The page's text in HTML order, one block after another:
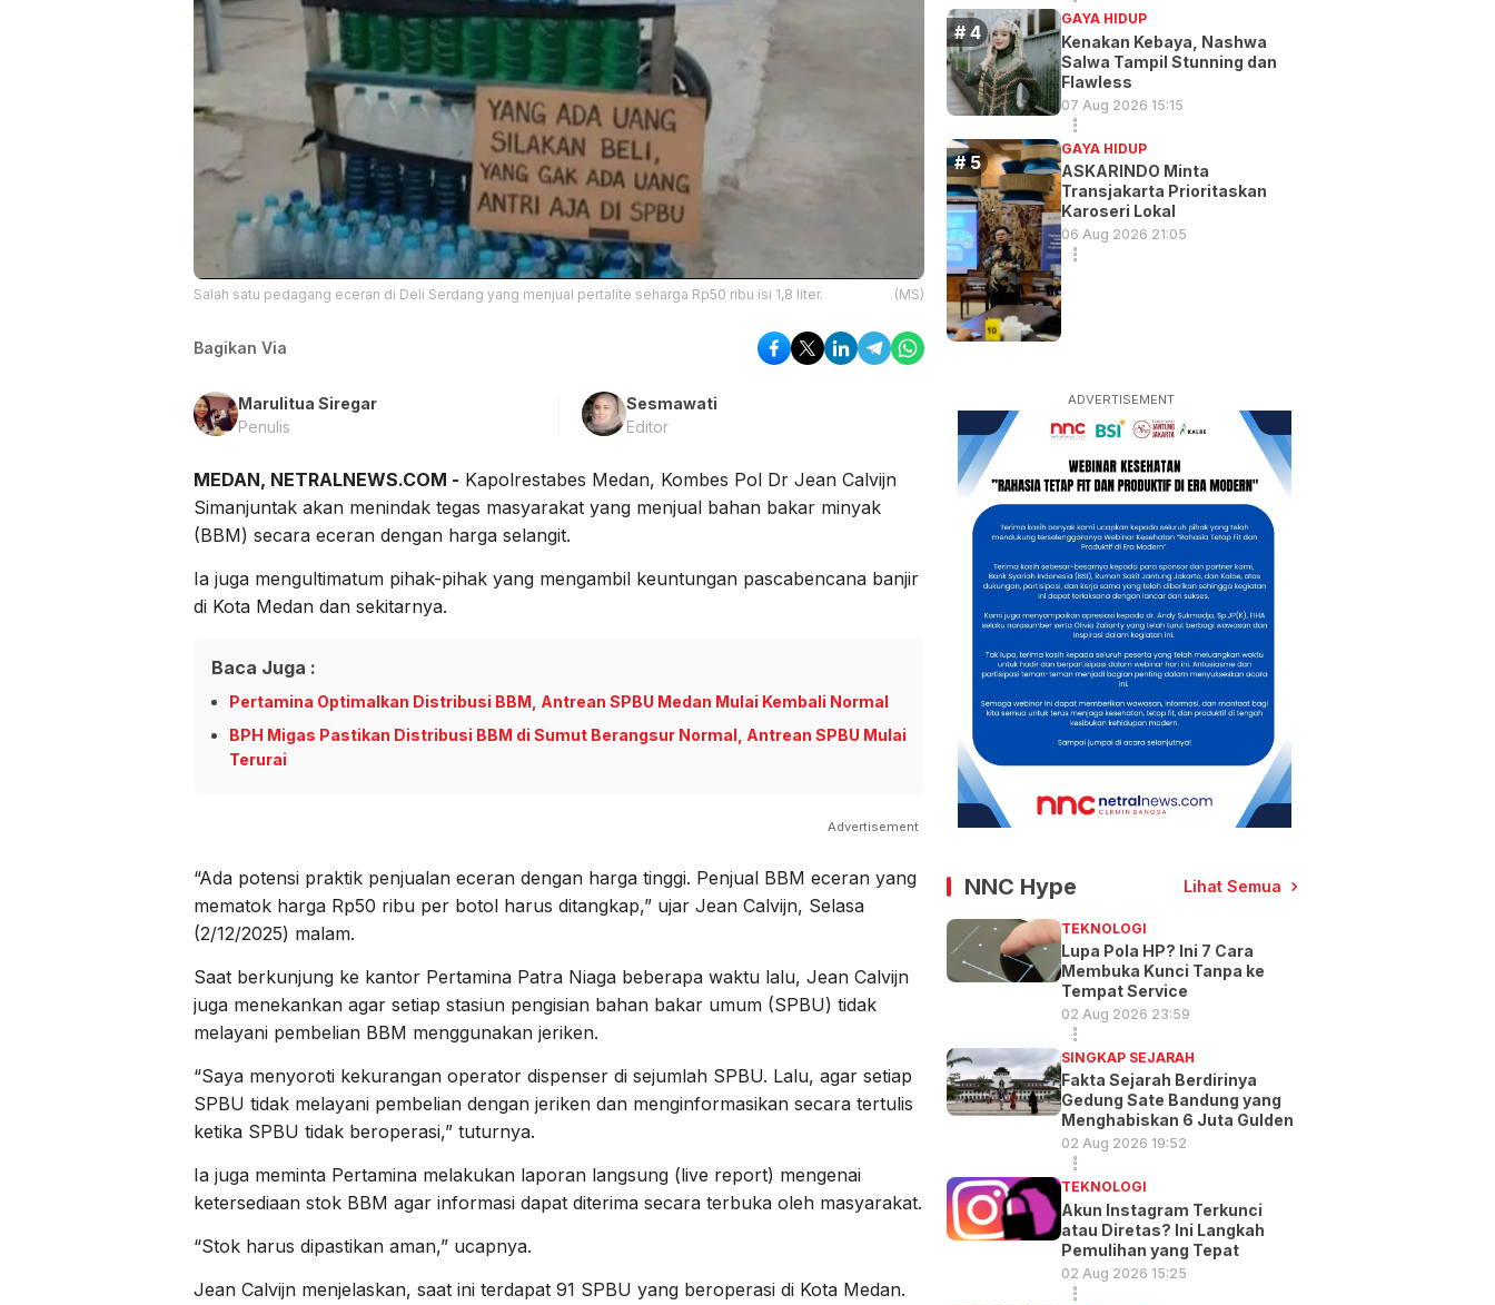
Salah satu pedagang eceran di Deli Serdang yang menjual pertalite seharga Rp50 ribu isi 1,8 liter. (MS)
Bagikan Via
Marulitua Siregar
Penulis
Sesmawati
Editor
MEDAN, NETRALNEWS.COM - Kapolrestabes Medan, Kombes Pol Dr Jean Calvijn
Simanjuntak akan menindak tegas masyarakat yang menjual bahan bakar minyak
(BBM) secara eceran dengan harga selangit.
Ia juga mengultimatum pihak-pihak yang mengambil keuntungan pascabencana banjir
di Kota Medan dan sekitarnya.
Baca Juga :
Pertamina Optimalkan Distribusi BBM, Antrean SPBU Medan Mulai Kembali Normal
BPH Migas Pastikan Distribusi BBM di Sumut Berangsur Normal, Antrean SPBU Mulai
Terurai
Advertisement
“Ada potensi praktik penjualan eceran dengan harga tinggi. Penjual BBM eceran yang
mematok harga Rp50 ribu per botol harus ditangkap,” ujar Jean Calvijn, Selasa
(2/12/2025) malam.
Saat berkunjung ke kantor Pertamina Patra Niaga beberapa waktu lalu, Jean Calvijn
juga menekankan agar setiap stasiun pengisian bahan bakar umum (SPBU) tidak
melayani pembelian BBM menggunakan jeriken.
“Saya menyoroti kekurangan operator dispenser di sejumlah SPBU. Lalu, agar setiap
SPBU tidak melayani pembelian dengan jeriken dan menginformasikan secara tertulis
ketika SPBU tidak beroperasi,” tuturnya.
Ia juga meminta Pertamina melakukan laporan langsung (live report) mengenai
ketersediaan stok BBM agar informasi dapat diterima secara terbuka oleh masyarakat.
“Stok harus dipastikan aman,” ucapnya.
Jean Calvijn menjelaskan, saat ini terdapat 91 SPBU yang beroperasi di Kota Medan.
GAYA HIDUP
Kenakan Kebaya, Nashwa
Salwa Tampil Stunning dan
Flawless
07 Aug 2026 15:15
GAYA HIDUP
ASKARINDO Minta
Transjakarta Prioritaskan
Karoseri Lokal
06 Aug 2026 21:05
ADVERTISEMENT
NNC Hype Lihat Semua
TEKNOLOGI
Lupa Pola HP? Ini 7 Cara
Membuka Kunci Tanpa ke
Tempat Service
02 Aug 2026 23:59
SINGKAP SEJARAH
Fakta Sejarah Berdirinya
Gedung Sate Bandung yang
Menghabiskan 6 Juta Gulden
02 Aug 2026 19:52
TEKNOLOGI
Akun Instagram Terkunci
atau Diretas? Ini Langkah
Pemulihan yang Tepat
02 Aug 2026 15:25